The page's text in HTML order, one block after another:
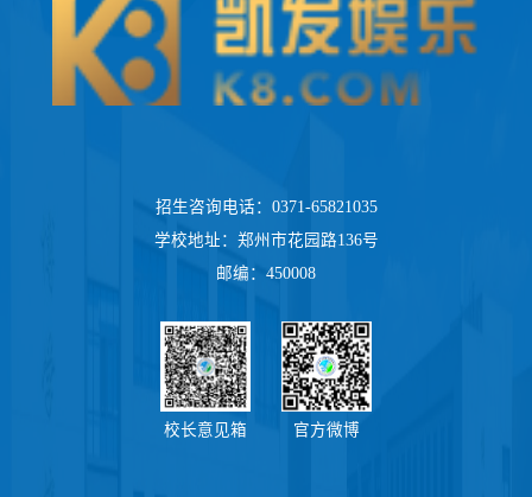
招生咨询电话：0371-65821035
学校地址：郑州市花园路136号
邮编：450008
校长意见箱 官方微博